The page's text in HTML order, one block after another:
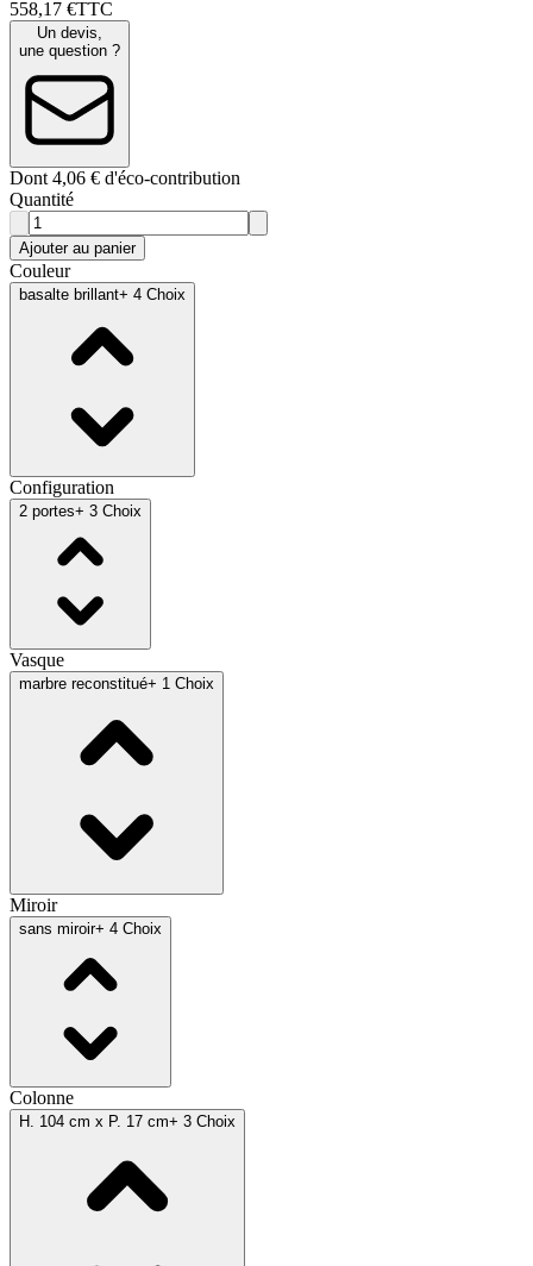
558,17 €TTC
Un devis,
une question ?
Dont 4,06 € d'éco-contribution
Quantité
Ajouter au panier
Couleur
basalte brillant+ 4 Choix
Configuration
2 portes+ 3 Choix
Vasque
marbre reconstitué+ 1 Choix
Miroir
sans miroir+ 4 Choix
Colonne
H. 104 cm x P. 17 cm+ 3 Choix